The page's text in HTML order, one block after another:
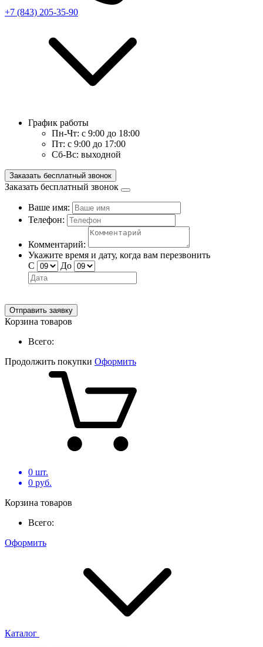
+7 (843) 205-35-90
График работы
Пн-Чт: с 9:00 до 18:00
Пт: с 9:00 до 17:00
Сб-Вс: выходной
Заказать бесплатный звонок
Заказать бесплатный звонок
Ваше имя:
Телефон:
Комментарий:
Укажите время и дату, когда вам перезвонить
С
До
Отправить заявку
Корзина товаров
Всего:
Продолжить покупки Оформить
0 шт.
0 руб.
Корзина товаров
Всего:
Оформить
Каталог